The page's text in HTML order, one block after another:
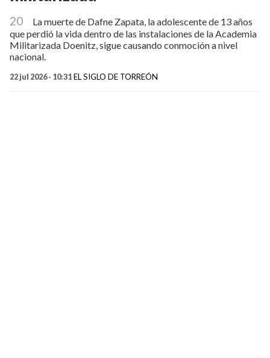
20
La muerte de Dafne Zapata, la adolescente de 13 años
que perdió la vida dentro de las instalaciones de la Academia
Militarizada Doenitz, sigue causando conmoción a nivel
nacional.
22 jul 2026 - 10:31EL SIGLO DE TORREÓN